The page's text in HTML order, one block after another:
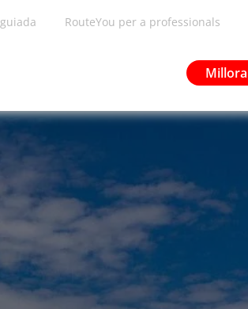
RouteYou per a professionals